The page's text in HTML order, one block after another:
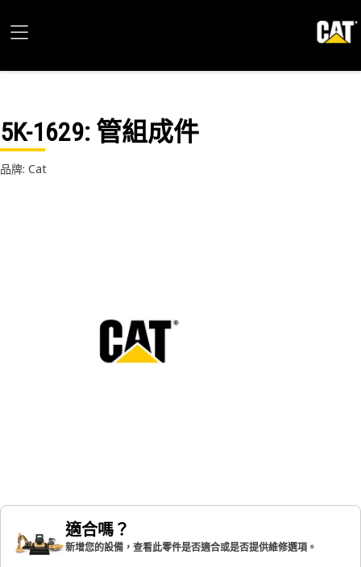
5K-1629: 管組成件
品牌: Cat
適合嗎？
新增您的設備，查看此零件是否適合或是否提供維修選項。